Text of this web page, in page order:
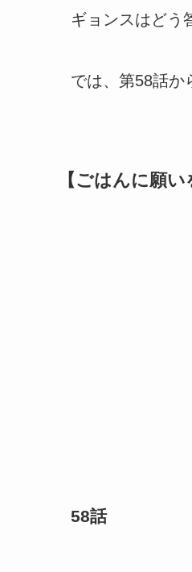
ギョンスはどう
では、第58話か
【ごはんに願
58話